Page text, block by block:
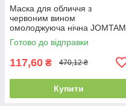
Маска для обличчя з
червоним вином
омолоджуюча нічна JOMTAM
Advanced Hydra Sleep Mask
(150г)
Готово до відправки
117,60 ₴ 470,12 ₴
Купити